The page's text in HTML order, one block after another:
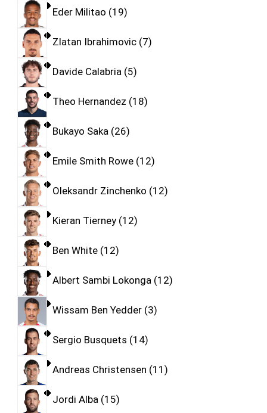
Eder Militao 19
Zlatan Ibrahimovic 7
Davide Calabria 5
Theo Hernandez 18
Bukayo Saka 26
Emile Smith Rowe 12
Oleksandr Zinchenko 12
Kieran Tierney 12
Ben White 12
Albert Sambi Lokonga 12
Wissam Ben Yedder 3
Sergio Busquets 14
Andreas Christensen 11
Jordi Alba 15